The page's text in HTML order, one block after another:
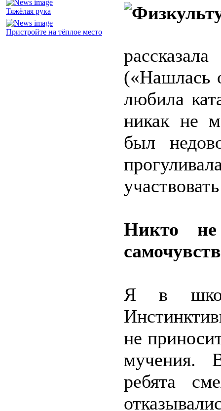
Тяжёлая рука
Пристройте на тёплое место
(«Нашлась
любила
никак не
был
Никто
Я в
не
мучения.
ребята